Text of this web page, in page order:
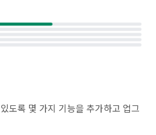
도록 몇 가지 기능을 추가하고 업그